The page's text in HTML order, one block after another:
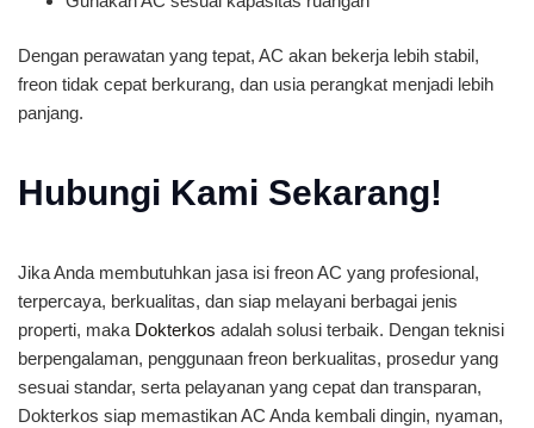
Dengan perawatan yang tepat, AC akan bekerja lebih stabil,
freon tidak cepat berkurang, dan usia perangkat menjadi lebih
panjang.
Hubungi Kami Sekarang!
Jika Anda membutuhkan jasa isi freon AC yang profesional,
terpercaya, berkualitas, dan siap melayani berbagai jenis
properti, maka Dokterkos adalah solusi terbaik. Dengan teknisi
berpengalaman, penggunaan freon berkualitas, prosedur yang
sesuai standar, serta pelayanan yang cepat dan transparan,
Dokterkos siap memastikan AC Anda kembali dingin, nyaman,